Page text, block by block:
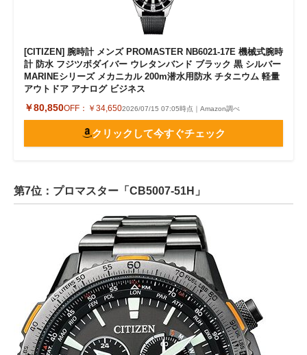
[CITIZEN] 腕時計 メンズ PROMASTER NB6021-17E 機械式腕時
計 防水 フジツボダイバー ウレタンバンド ブラック 黒 シルバー
MARINEシリーズ メカニカル 200m潜水用防水 チタニウム 軽量
アウトドア アナログ ビジネス
￥80,850OFF： ￥34,6502026/07/15 07:05時点｜Amazon調べ
クリックして今すぐチェック
第7位：プロマスター「CB5007-51H」